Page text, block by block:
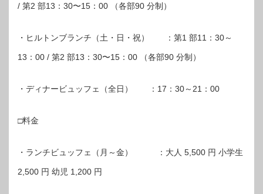
/ 第2 部13：30〜15：00 （各部90 分制）
・ヒルトンブランチ（土・日・祝） ：第1 部11：30～
13：00 / 第2 部13：30〜15：00 （各部90 分制）
・ディナービュッフェ（全日） ：17：30～21：00
□料金
・ランチビュッフェ（月～金） ：大人 5,500 円 小学生
2,500 円 幼児 1,200 円